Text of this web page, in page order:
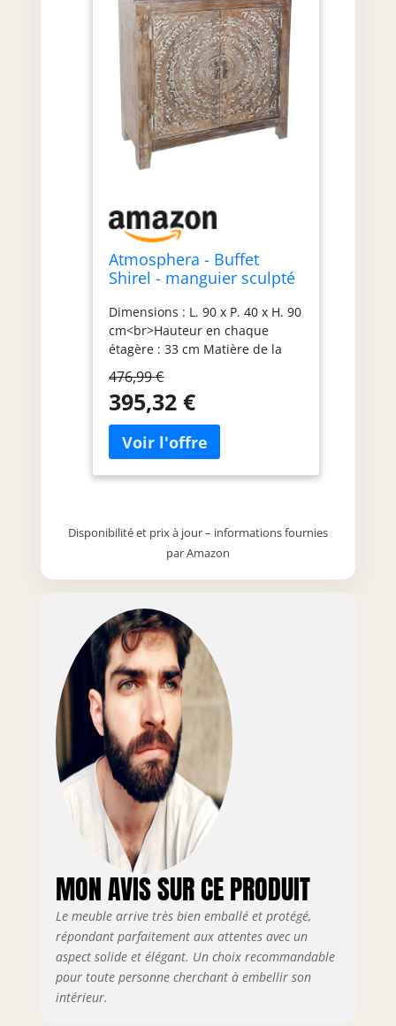
Atmosphera - Buffet
Shirel - manguier sculpté
Dimensions : L. 90 x P. 40 x H. 90
cm<br>Hauteur en chaque
étagère : 33 cm Matière de la
fibres de bois, Manguier
Hauteur entre chaque étagère :
33 cm Designer : Le conseil de
Pauline, notre chef de produits
Texte designer : Le buffet bas
accentue le sentiment de grand
476,99 €
395,32 €
Disponibilité et prix à jour – informations fournies
par Amazon
MON AVIS SUR CE PRODUIT
Le meuble arrive très bien emballé et protégé,
répondant parfaitement aux attentes avec un
aspect solide et élégant. Un choix recommandable
pour toute personne cherchant à embellir son
intérieur.